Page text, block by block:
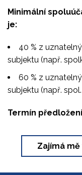
Minimální
je:
40 % z
subjektu (např.
60 % z
subjektu (např. spol.
Termín
Zajímá